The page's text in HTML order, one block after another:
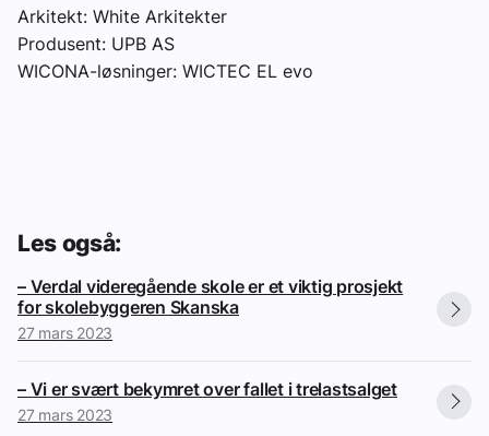
Arkitekt: White Arkitekter
Produsent: UPB AS
WICONA-løsninger: WICTEC EL evo
Les også:
– Verdal videregående skole er et viktig prosjekt
for skolebyggeren Skanska
27 mars 2023
– Vi er svært bekymret over fallet i trelastsalget
27 mars 2023